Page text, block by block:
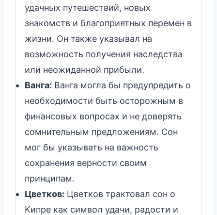
удачных путешествий, новых
знакомств и благоприятных перемен в
жизни. Он также указывал на
возможность получения наследства
или неожиданной прибыли.
Ванга: Ванга могла бы предупредить о
необходимости быть осторожным в
финансовых вопросах и не доверять
сомнительным предложениям. Сон
мог бы указывать на важность
сохранения верности своим
принципам.
Цветков: Цветков трактовал сон о
Кипре как символ удачи, радости и